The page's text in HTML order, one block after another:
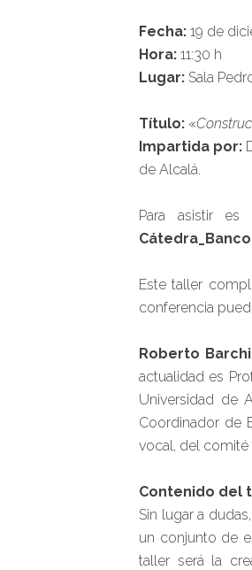
Fecha: 19 de
Hora: 11:30 h
Lugar: Sala
Título: «
Impartida por:
de Alcalá.
Para asistir es
Este taller
conferencia
Roberto
actualidad es
Universidad de
Coordinador de
vocal, del comité
Contenido del
Sin lugar a
un conjunto de
taller será la